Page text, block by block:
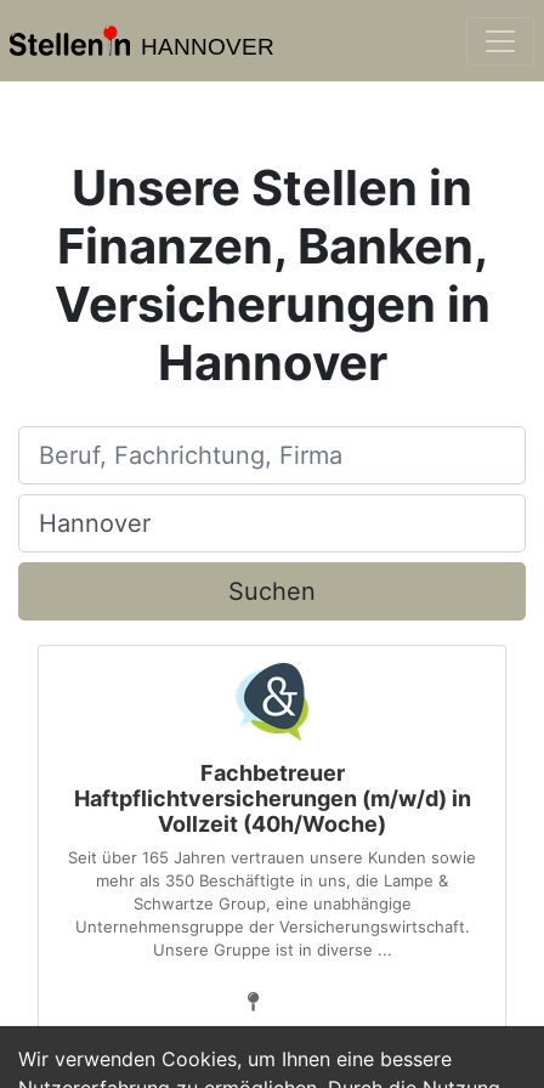
HANNOVER
Wir verwenden Cookies, um Ihnen eine bessere
Unsere Stellen in
Finanzen, Banken,
Versicherungen in
Hannover
Beruf, Fachrichtung, Firma
Ort, Stadt
Suchen
Fachbetreuer
Haftpflichtversicherungen (m/w/d) in
Vollzeit (40h/Woche)
Seit über 165 Jahren vertrauen unsere Kunden sowie
mehr als 350 Beschäftigte in uns, die Lampe &
Schwartze Group, eine unabhängige
Unternehmensgruppe der Versicherungswirtschaft.
Unsere Gruppe ist in diverse ...